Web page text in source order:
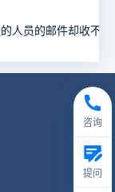
人员的邮件却收不到
咨询
提问